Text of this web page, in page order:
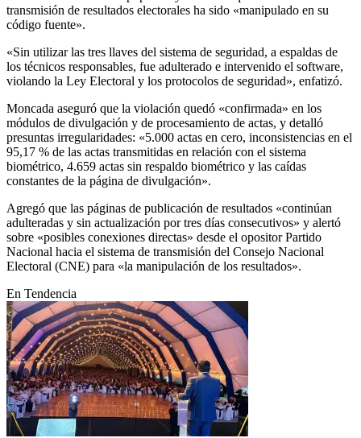
transmisión de resultados electorales ha sido «manipulado en su
código fuente».
«Sin utilizar las tres llaves del sistema de seguridad, a espaldas de
los técnicos responsables, fue adulterado e intervenido el software,
violando la Ley Electoral y los protocolos de seguridad», enfatizó.
Moncada aseguró que la violación quedó «confirmada» en los
módulos de divulgación y de procesamiento de actas, y detalló
presuntas irregularidades: «5.000 actas en cero, inconsistencias en el
95,17 % de las actas transmitidas en relación con el sistema
biométrico, 4.659 actas sin respaldo biométrico y las caídas
constantes de la página de divulgación».
Agregó que las páginas de publicación de resultados «continúan
adulteradas y sin actualización por tres días consecutivos» y alertó
sobre «posibles conexiones directas» desde el opositor Partido
Nacional hacia el sistema de transmisión del Consejo Nacional
Electoral (CNE) para «la manipulación de los resultados».
En Tendencia